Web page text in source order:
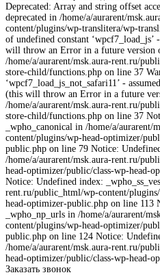
Deprecated: Array and string offset
deprecated in /home/a/aurarent/
content/plugins/wp-translitera/wp-
of undefined constant ‘wpcf7_load_js’
will throw an Error in a future version
/home/a/aurarent/msk.aura-rent.ru/
store-child/functions.php on line 37
‘wpcf7_load_js_not_safari11’ -
(this will throw an Error in a future
/home/a/aurarent/msk.aura-rent.ru/
store-child/functions.php on line 37
_wpho_canonical in /home/a/
content/plugins/wp-head-optimizer/
public.php on line 79 Notice:
/home/a/aurarent/msk.aura-rent.ru/
head-optimizer/public/class-wp-head-
Notice: Undefined index:
rent.ru/public_html/wp-content/
head-optimizer-public.php on line 113
_wpho_np_urls in /home/a/aurarent/
content/plugins/wp-head-optimizer/
public.php on line 124 Notice:
/home/a/aurarent/msk.aura-rent.ru/
head-optimizer/public/class-wp-head-
Заказать звонок